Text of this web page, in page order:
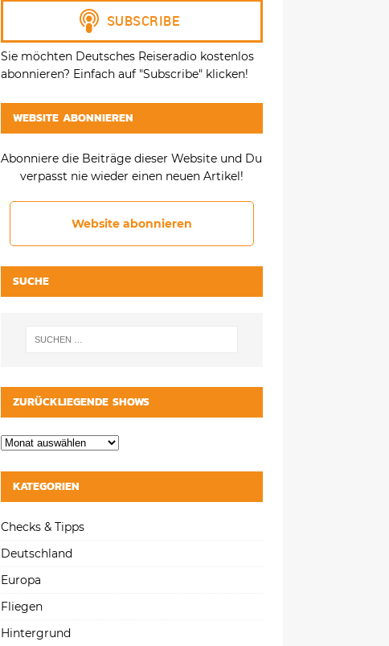
Sie möchten Deutsches Reiseradio kostenlos
abonnieren? Einfach auf "Subscribe" klicken!
WEBSITE ABONNIEREN
Abonniere die Beiträge dieser Website und Du
verpasst nie wieder einen neuen Artikel!
Website abonnieren
SUCHE
ZURÜCKLIEGENDE SHOWS
KATEGORIEN
Checks & Tipps
Deutschland
Europa
Fliegen
Hintergrund